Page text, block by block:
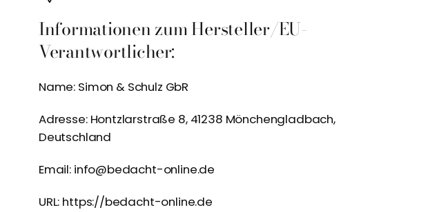
Informationen zum Hersteller/EU-
Verantwortlicher:
Name: Simon & Schulz GbR
Adresse: Hontzlarstraße 8, 41238 Mönchengladbach,
Deutschland
Email: info@bedacht-online.de
URL: https://bedacht-online.de